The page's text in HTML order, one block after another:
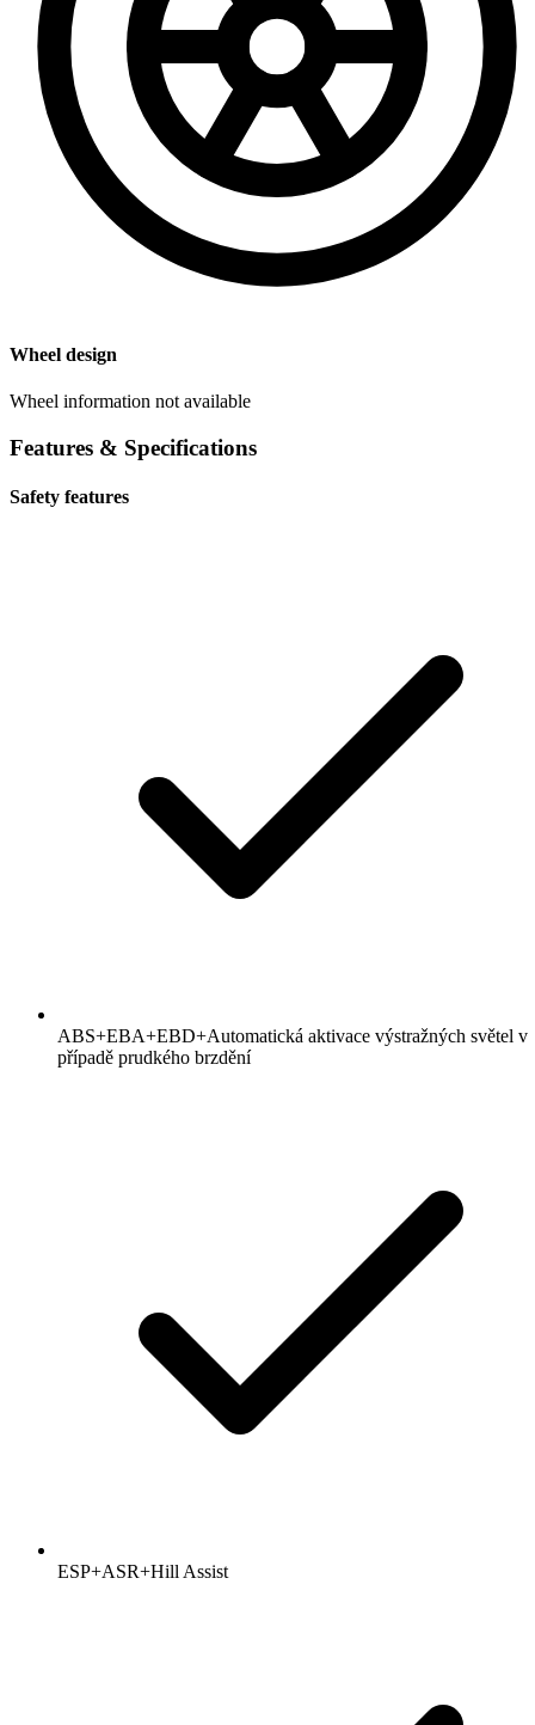
Wheel design
Wheel information not available
Features & Specifications
Safety features
ABS+EBA+EBD+Automatická aktivace výstražných světel v
případě prudkého brzdění
ESP+ASR+Hill Assist